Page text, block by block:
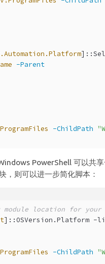
-Parent
-ChildPath
PowerShell 可以共
，则可以进一步简化脚本：
module location for your
]::OSVersion.Platform -
-ChildPath